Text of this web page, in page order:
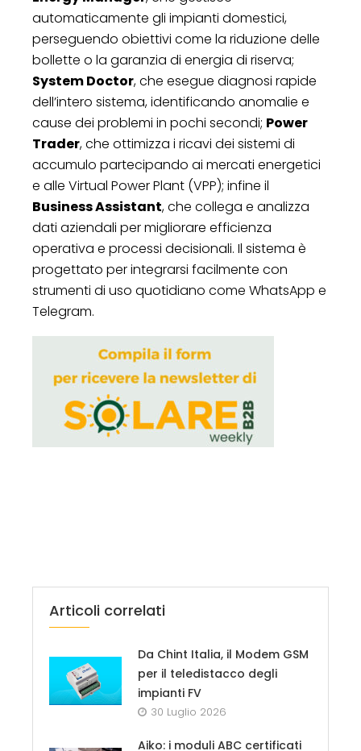
automaticamente gli impianti domestici,
perseguendo obiettivi come la riduzione delle
bollette o la garanzia di energia di riserva;
System Doctor, che esegue diagnosi rapide
dell’intero sistema, identificando anomalie e
cause dei problemi in pochi secondi; Power
Trader, che ottimizza i ricavi dei sistemi di
accumulo partecipando ai mercati energetici
e alle Virtual Power Plant (VPP); infine il
Business Assistant, che collega e analizza
dati aziendali per migliorare efficienza
operativa e processi decisionali. Il sistema è
progettato per integrarsi facilmente con
strumenti di uso quotidiano come WhatsApp e
Telegram.
Articoli correlati
Da Chint Italia, il Modem GSM
per il teledistacco degli
impianti FV
30 Luglio 2026
Aiko: i moduli ABC certificati